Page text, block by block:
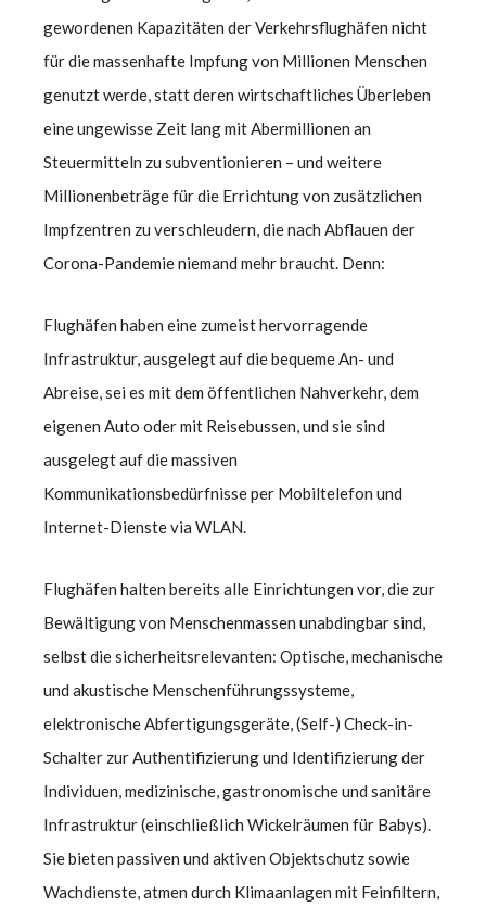
gewordenen Kapazitäten der Verkehrsflughäfen nicht
für die massenhafte Impfung von Millionen Menschen
genutzt werde, statt deren wirtschaftliches Überleben
eine ungewisse Zeit lang mit Abermillionen an
Steuermitteln zu subventionieren – und weitere
Millionenbeträge für die Errichtung von zusätzlichen
Impfzentren zu verschleudern, die nach Abflauen der
Corona-Pandemie niemand mehr braucht. Denn:
Flughäfen haben eine zumeist hervorragende
Infrastruktur, ausgelegt auf die bequeme An- und
Abreise, sei es mit dem öffentlichen Nahverkehr, dem
eigenen Auto oder mit Reisebussen, und sie sind
ausgelegt auf die massiven
Kommunikationsbedürfnisse per Mobiltelefon und
Internet-Dienste via WLAN.
Flughäfen halten bereits alle Einrichtungen vor, die zur
Bewältigung von Menschenmassen unabdingbar sind,
selbst die sicherheitsrelevanten: Optische, mechanische
und akustische Menschenführungssysteme,
elektronische Abfertigungsgeräte, (Self-) Check-in-
Schalter zur Authentifizierung und Identifizierung der
Individuen, medizinische, gastronomische und sanitäre
Infrastruktur (einschließlich Wickelräumen für Babys).
Sie bieten passiven und aktiven Objektschutz sowie
Wachdienste, atmen durch Klimaanlagen mit Feinfiltern,